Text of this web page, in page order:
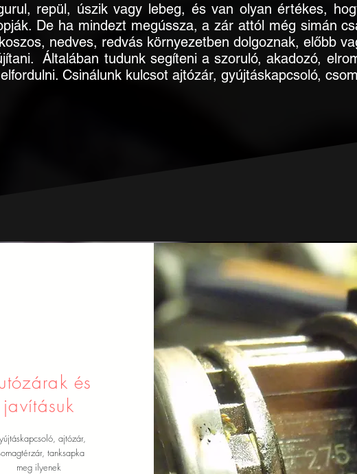
repül, úszik vagy lebeg, és van olyan értékes,
De ha mindezt megússza, a zár attól még simán
nedves, redvás környezetben dolgoznak, előbb
Általában tudunk segíteni a szoruló, akadozó,
Csinálunk kulcsot ajtózár, gyújtáskapcsoló,
és
javításuk
ajtózár,
tanksapka
meg ilyenek